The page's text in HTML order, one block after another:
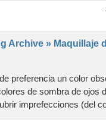
Archive » Maquillaje
preferencia un color
de sombra de ojos
imprefecciones (del